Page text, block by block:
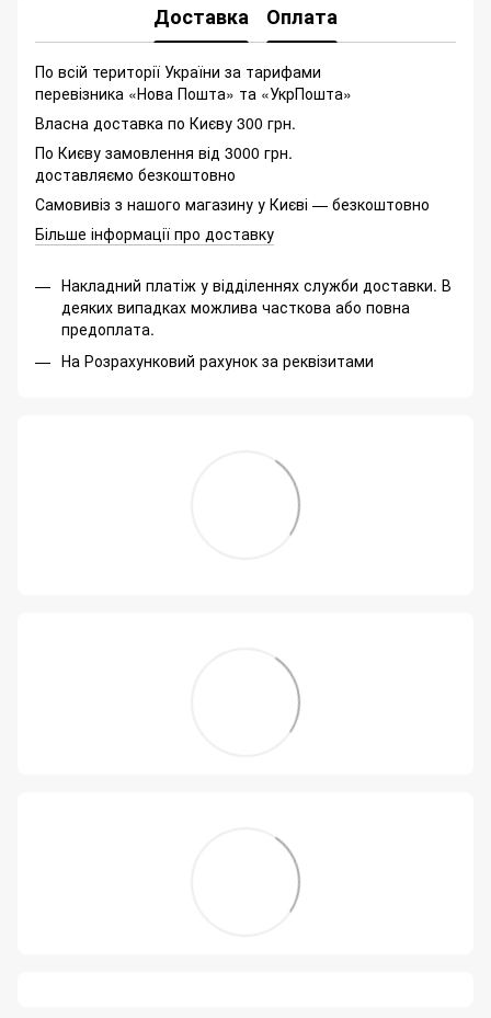
Доставка Оплата
По всій території України за тарифами
перевізника «Нова Пошта» та «УкрПошта»
Власна доставка по Києву 300 грн.
По Києву замовлення від 3000 грн.
доставляємо безкоштовно
Самовивіз з нашого магазину у Києві — безкоштовно
Більше інформації про доставку
Накладний платіж у відділеннях служби доставки. В
деяких випадках можлива часткова або повна
предоплата.
На Розрахунковий рахунок за реквізитами